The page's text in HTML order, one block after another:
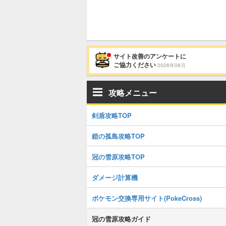
サイト改善のアンケートに
ご協力ください 2026年08月
攻略メニュー
剣盾攻略TOP
鎧の孤島攻略TOP
冠の雪原攻略TOP
ダメージ計算機
ポケモン交換専用サイト(PokeCross)
冠の雪原攻略ガイド